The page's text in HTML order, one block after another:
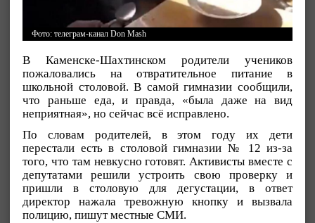
Фото: телеграм-канал Don Mash
В Каменске-Шахтинском родители учеников
пожаловались на отвратительное питание в
школьной столовой. В самой гимназии сообщили,
что раньше еда, и правда, «была даже на вид
неприятная», но сейчас всё исправлено.
По словам родителей, в этом году их дети
перестали есть в столовой гимназии № 12 из-за
того, что там невкусно готовят. Активисты вместе с
депутатами решили устроить свою проверку и
пришли в столовую для дегустации, в ответ
директор нажала тревожную кнопку и вызвала
полицию, пишут местные СМИ.